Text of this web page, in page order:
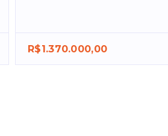
R$1.370.000,00